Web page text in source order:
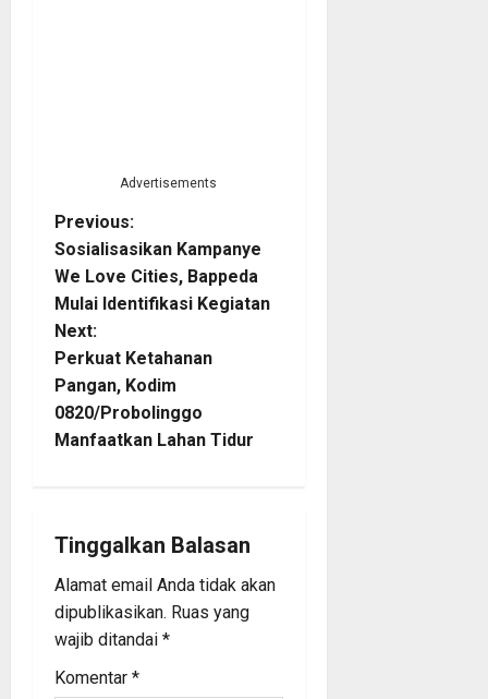
Advertisements
P
o
s
t
n
a
i
g
a
t
Previous:
Sosialisasikan Kampanye
We Love Cities, Bappeda
Mulai Identifikasi Kegiatan
Next:
Perkuat Ketahanan
Pangan, Kodim
0820/Probolinggo
Manfaatkan Lahan Tidur
Tinggalkan Balasan
Alamat email Anda tidak akan
dipublikasikan. Ruas yang
wajib ditandai *
Komentar *